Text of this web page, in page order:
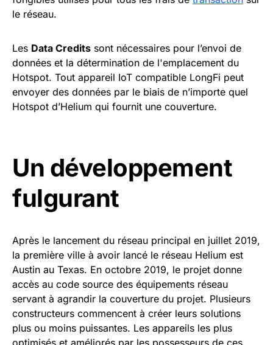
le réseau.
Les Data Credits sont nécessaires pour l’envoi de
données et la détermination de l'emplacement du
Hotspot. Tout appareil IoT compatible LongFi peut
envoyer des données par le biais de n’importe quel
Hotspot d’Helium qui fournit une couverture.
Un développement
fulgurant
Après le lancement du réseau principal en juillet 2019,
la première ville à avoir lancé le réseau Helium est
Austin au Texas. En octobre 2019, le projet donne
accès au code source des équipements réseau
servant à agrandir la couverture du projet. Plusieurs
constructeurs commencent à créer leurs solutions
plus ou moins puissantes. Les appareils les plus
optimisés et améliorés par les possesseurs de ces